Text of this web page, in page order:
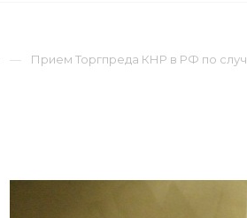
Прием Торгпреда КНР в РФ по